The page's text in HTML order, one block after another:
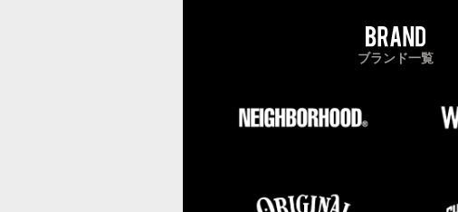
ブランド一覧